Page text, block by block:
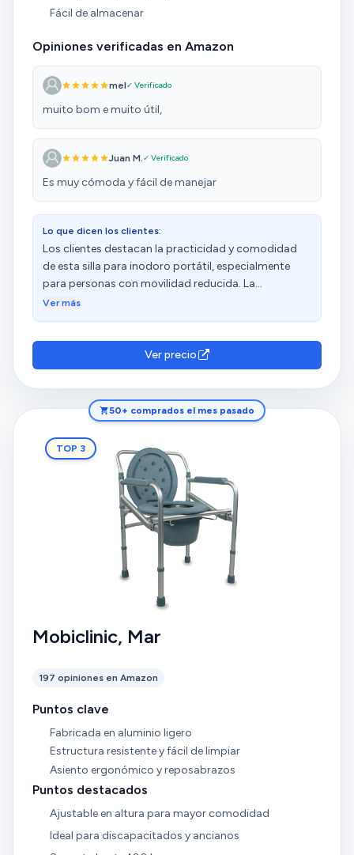
Fácil de almacenar
Opiniones verificadas en Amazon
mel✓ Verificado
muito bom e muito útil,
Juan M. ✓ Verificado
Es muy cómoda y fácil de manejar
Lo que dicen los clientes:
Los clientes destacan la practicidad y comodidad
de esta silla para inodoro portátil, especialmente
para personas con movilidad reducida. La
consideran de buena calidad, resistencia y
la tapa es justo. Las opiniones sobre la comodidad,
facilidad de uso y plegabilidad son diversas.
Ver más
Ver precio
50+ comprados el mes pasado
TOP 3
Mobiclinic, Mar
197 opiniones en Amazon
Puntos clave
Fabricada en aluminio ligero
Estructura resistente y fácil de limpiar
Asiento ergonómico y reposabrazos
Puntos destacados
Ajustable en altura para mayor comodidad
Ideal para discapacitados y ancianos